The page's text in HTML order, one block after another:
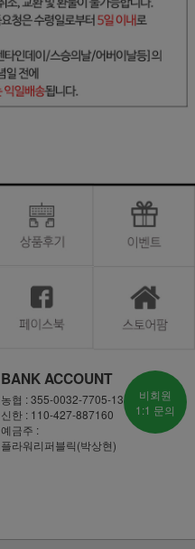
BANK ACCOUNT
농협 : 355-0032-7705-13
신한 : 110-427-887160
예금주 :
플라워리퍼블릭(박상현)
비회원
1:1 문의